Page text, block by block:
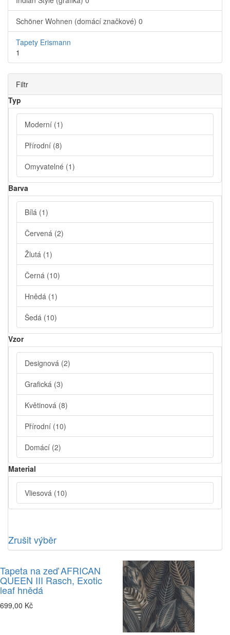
Schöner Wohnen (domácí značkové) 0
Tapety Erismann
1
Filtr
Typ
Moderní (1)
Přírodní (8)
Omyvatelné (1)
Barva
Bílá (1)
Červená (2)
Žlutá (1)
Černá (10)
Hnědá (1)
Šedá (10)
Vzor
Designová (2)
Grafická (3)
Květinová (8)
Přírodní (10)
Domácí (2)
Material
Vliesová (10)
Zrušit výběr
Tapeta na zeď AFRICAN
QUEEN III Rasch, Exotic
leaf hnědá
699,00 Kč